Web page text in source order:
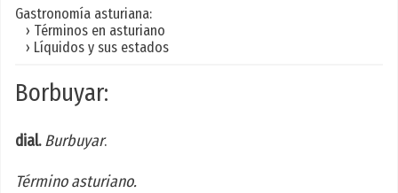
Gastronomía asturiana:
› Términos en asturiano
› Líquidos y sus estados
Borbuyar:
dial. Burbuyar.
Término asturiano.